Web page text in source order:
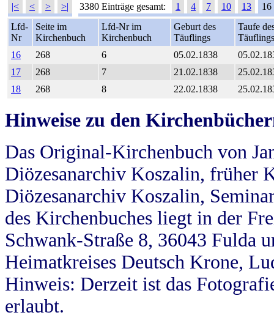
|< < > >| 3380 Einträge gesamt: 1 4 7 10 13
16
Lfd-
Nr
Seite im
Kirchenbuch
Lfd-Nr im
Kirchenbuch
Geburt des
Täuflings
Taufe
Täuflings
16
268 6 05.02.1838
17
268 7 21.02.1838
18
268 8 22.02.1838
Hinweise zu den
Das Original-Kirchenbuch von
Diözesanarchiv Koszalin, früher
Diözesanarchiv Koszalin,
des Kirchenbuches liegt in der
Schwank-Straße 8, 36043 Fulda
Heimatkreises Deutsch Krone,
Hinweis: Derzeit ist das
erlaubt.